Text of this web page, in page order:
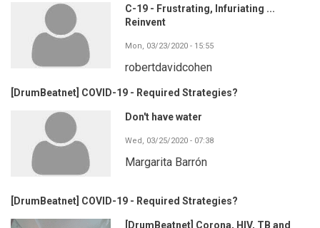
C-19 - Frustrating, Infuriating ...
Reinvent
Mon, 03/23/2020 - 15:55
robertdavidcohen
[DrumBeatnet] COVID-19 - Required Strategies?
Don't have water
Wed, 03/25/2020 - 07:38
Margarita Barrón
[DrumBeatnet] COVID-19 - Required Strategies?
[DrumBeatnet] Corona, HIV, TB and